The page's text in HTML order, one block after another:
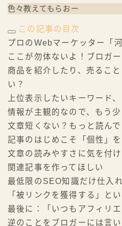
色々教えてもらおー
この記事の目次
プロのWebマーケッター「
ここが勿体ないよ！ブロガー
商品を紹介したり、売るこ
い？
上位表示したいキーワード
情報が主観的なので、もう
文章短くない？もっと読んで
記事のはじめこそ「個性」
文章の読みやすさに気を付
関連記事を作ってほしい
最低限のSEO知識だけ仕入
「被リンクを獲得する」と
最後に：「いつもアフィリ
逆のことをブロガーには言